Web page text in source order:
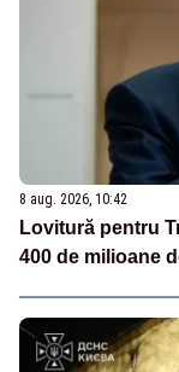
8 aug. 2026, 10:42
Lovitură pentru
400 de milioane